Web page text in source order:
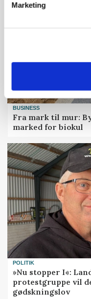
Marketing
BUSINESS
Fra mark til mur:
marked for biokul
POLITIK
»Nu stopper I«:
protestgruppe vil
gødskningslov